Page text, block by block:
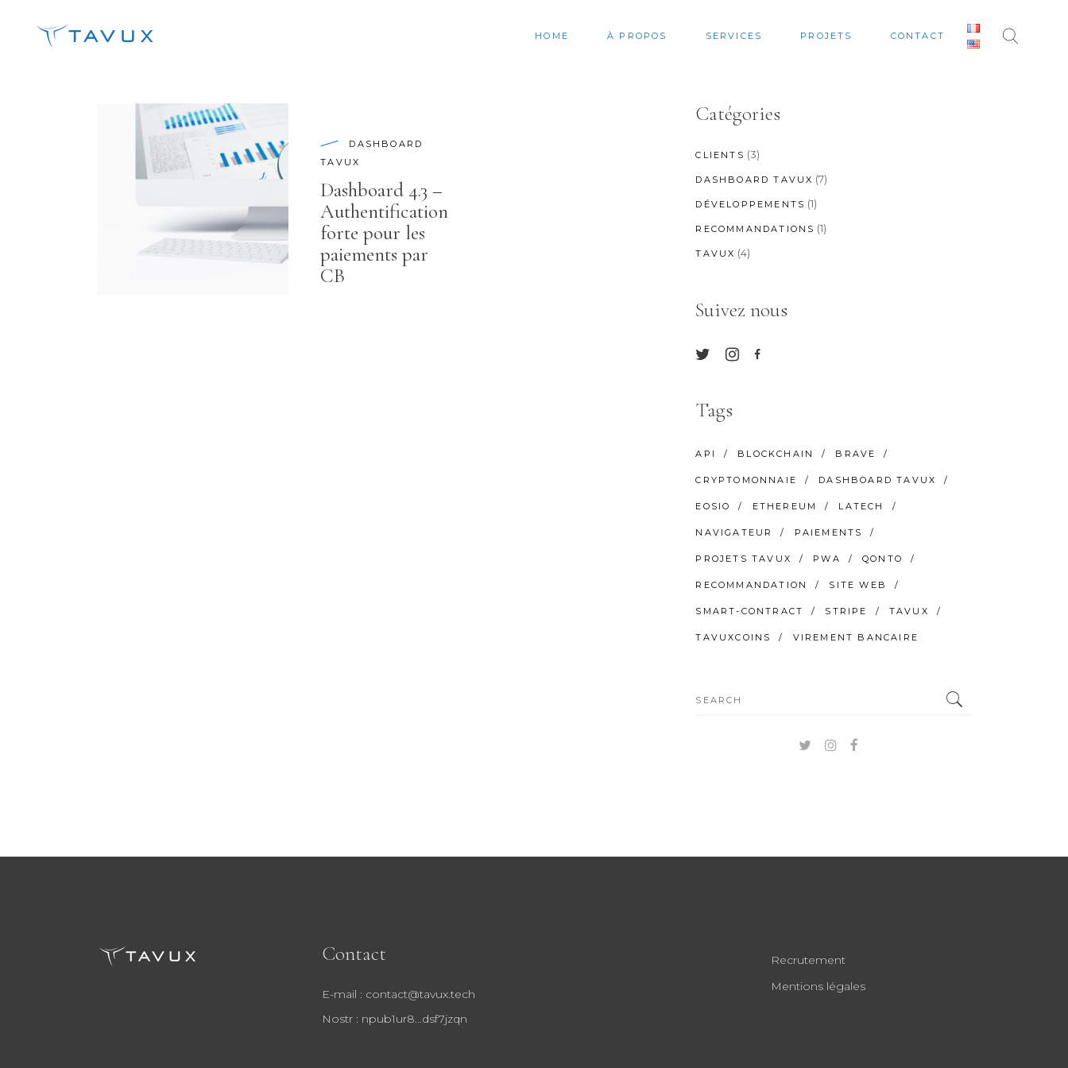
HOME À PROPOS SERVICES PROJETS CONTACT
DASHBOARD
TAVUX
Dashboard 4.3 –
Authentification
forte pour les
paiements par
CB
Catégories
CLIENTS (3)
DASHBOARD TAVUX (7)
DÉVELOPPEMENTS (1)
RECOMMANDATIONS (1)
TAVUX (4)
Suivez nous
Tags
API BLOCKCHAIN BRAVE
CRYPTOMONNAIE DASHBOARD TAVUX
EOSIO ETHEREUM LATECH
NAVIGATEUR PAIEMENTS
PROJETS TAVUX PWA QONTO
RECOMMANDATION SITE WEB
SMART-CONTRACT STRIPE TAVUX
TAVUXCOINS VIREMENT BANCAIRE
Search
Contact
E-mail : contact@tavux.tech
Nostr : npub1ur8…dsf7jzqn
Recrutement
Mentions légales